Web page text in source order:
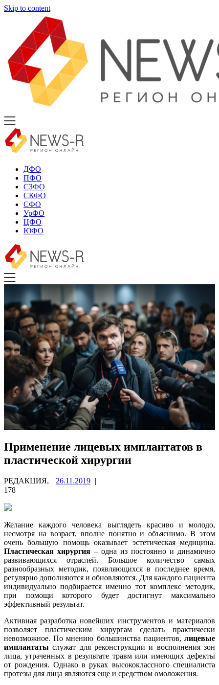
Skip to content
ДФО
ПФО
СЗФО
СКФО
СФО
УрФО
ЦФО
ЮФО
Применение лицевых имплантатов в
пластической хирургии
РЕДАКЦИЯ, 26.11.2019 |
178
Желание каждого человека выглядеть красиво и молодо,
несмотря на возраст, вполне понятно и объяснимо. В этом
очень большую помощь оказывает эстетическая медицина.
Пластическая хирургия – одна из постоянно и динамично
развивающихся отраслей. Большое количество самых
разнообразных методик, появляющихся в последнее время,
регулярно дополняются и обновляются. Для каждого пациента
индивидуально подбирается именно тот комплекс методик,
при помощи которого будет достигнут максимально
эффективный результат.
Активная разработка новейших инструментов и материалов
позволяет пластическим хирургам сделать практически
невозможное. По мнению большинства пациентов, лицевые
имплантатыслужат для реконструкции и восполнения зон
лица, утраченных в результате травм или имеющих дефекты
от рождения. Однако в руках высококлассного специалиста
протезы для лица являются еще и средством омоложения.